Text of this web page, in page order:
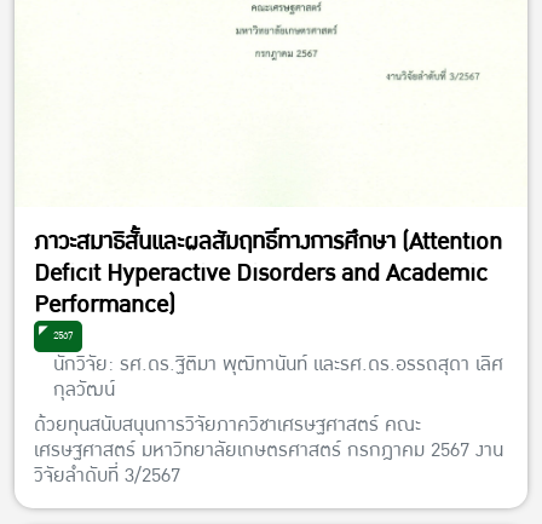
ภาวะสมาธิสั้นและผลสัมฤทธิ์ทางการศึกษา (Attention
Deficit Hyperactive Disorders and Academic
Performance)
2567
นักวิจัย: รศ.ดร.ฐิติมา พุฒิทานันท์ และรศ.ดร.อรรถสุดา เลิศ
กุลวัฒน์
ด้วยทุนสนับสนุนการวิจัยภาควิชาเศรษฐศาสตร์ คณะ
เศรษฐศาสตร์ มหาวิทยาลัยเกษตรศาสตร์ กรกฎาคม 2567 งาน
วิจัยลำดับที่ 3/2567